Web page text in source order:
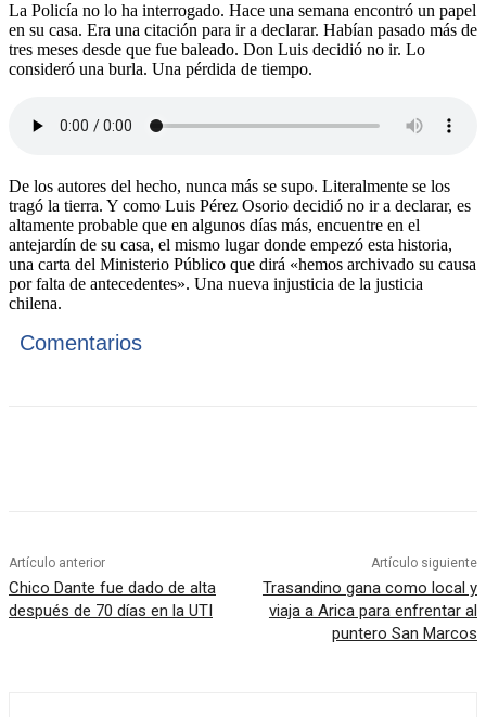
La Policía no lo ha interrogado. Hace una semana encontró un papel
en su casa. Era una citación para ir a declarar. Habían pasado más de
tres meses desde que fue baleado. Don Luis decidió no ir. Lo
consideró una burla. Una pérdida de tiempo.
De los autores del hecho, nunca más se supo. Literalmente se los
tragó la tierra. Y como Luis Pérez Osorio decidió no ir a declarar, es
altamente probable que en algunos días más, encuentre en el
antejardín de su casa, el mismo lugar donde empezó esta historia,
una carta del Ministerio Público que dirá «hemos archivado su causa
por falta de antecedentes». Una nueva injusticia de la justicia
chilena.
Comentarios
Artículo anterior
Chico Dante fue dado de alta
después de 70 días en la UTI
Artículo siguiente
Trasandino gana como local y
viaja a Arica para enfrentar al
puntero San Marcos